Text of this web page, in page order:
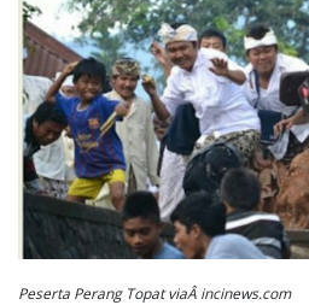
Peserta Perang Topat viaÂ incinews.com